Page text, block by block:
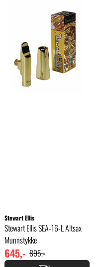
Stewart Ellis
Stewart Ellis SEA-16-L Altsax
Munnstykke
645,- 895,-